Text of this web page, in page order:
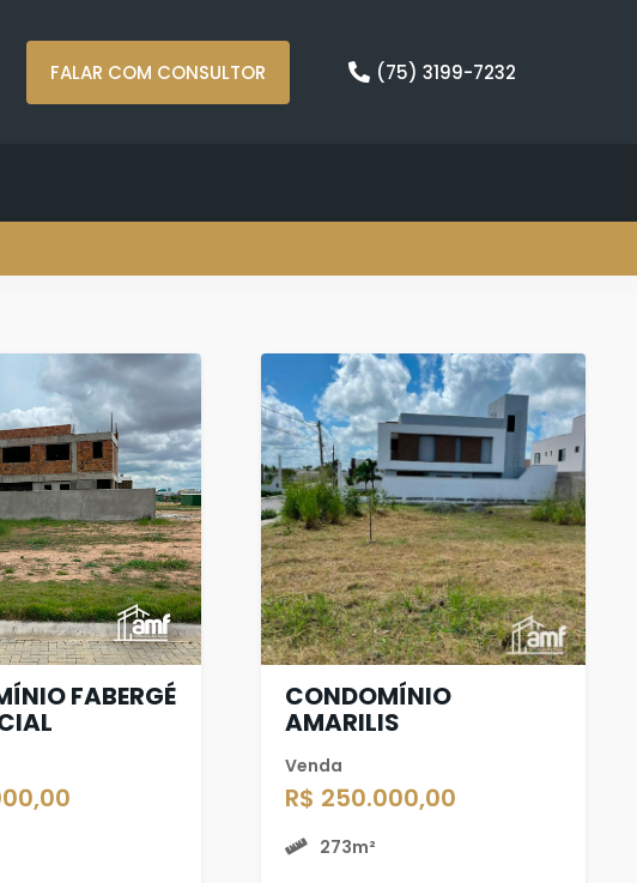
FALAR COM CONSULTOR (75) 3199-7232
FABERGÉ CONDOMÍNIO
AMARILIS
Venda
R$ 250.000,00
273m²